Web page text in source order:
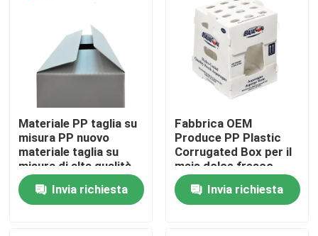
Casa.
Prodotti
Video
Materiale PP taglia su
misura PP nuovo
materiale taglia su
misura di alta qualità
Polipropilene pp
plastico ondulato di
favo d'api
Invia richiesta
Fabbrica OEM
Produce PP Plastic
Corrugated Box per il
mais dolce fresco
Broccoli Aubergine
Ginger BoxInvia richiesta